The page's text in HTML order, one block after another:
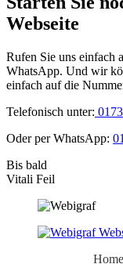
Webseite
Rufen Sie uns einfach
WhatsApp. Und wir
einfach auf die
Telefonisch unter:
Oder per WhatsApp:
Bis bald
Vitali Feil
Home